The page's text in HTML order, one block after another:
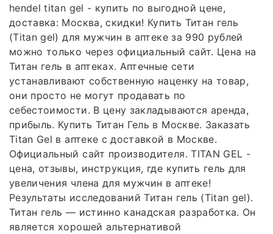
hendel titan gel - купить по выгодной цене,
доставка: Москва, скидки! Купить Титан гель
(Titan gel) для мужчин в аптеке за 990 рублей
можно только через официальный сайт. Цена на
Титан гель в аптеках. Аптечные сети
устанавливают собственную наценку на товар,
они просто не могут продавать по
себестоимости. В цену закладываются аренда,
прибыль. Купить Титан Гель в Москве. Заказать
Titan Gel в аптеке с доставкой в Москве.
Официальный сайт производителя. TITAN GEL -
цена, отзывы, инструкция, где купить гель для
увеличения члена для мужчин в аптеке!
Результаты исследований Титан гель (Titan gel).
Титан гель — истинно канадская разработка. Он
является хорошей альтернативой